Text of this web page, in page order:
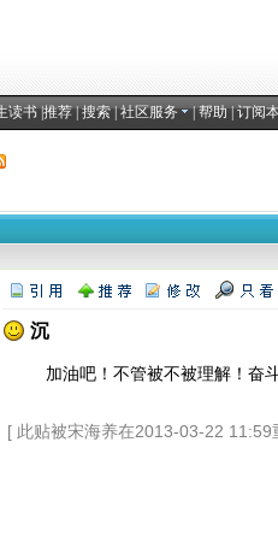
读书|推荐|搜索|社区服务 |帮助|订阅
沉
加油吧！不管被不被理解！奋斗
[ 此贴被宋海养在2013-03-22 11:59